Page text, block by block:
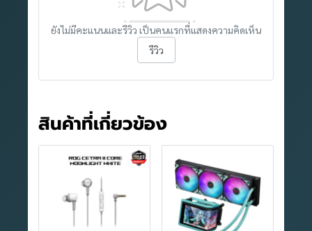
ยังไม่มีคะแนนและรีวิว เป็นคนแรกที่แสดงความคิดเห็น
รีวิว
สินค้าที่เกี่ยวข้อง